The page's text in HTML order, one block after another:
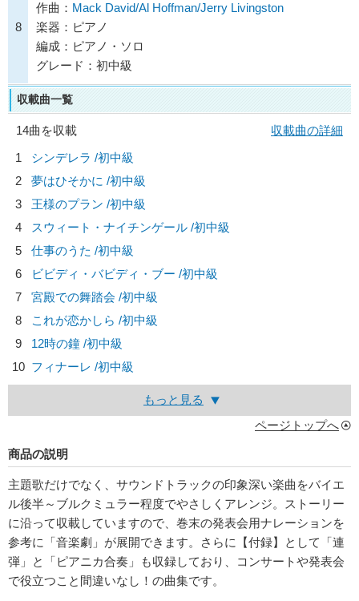
8
作曲： Mack David/Al Hoffman/Jerry Livingston
楽器：ピアノ
編成：ピアノ・ソロ
グレード：初中級
収載曲一覧
14曲を収載
収載曲の詳細
1
シンデレラ /初中級
2
夢はひそかに /初中級
3
王様のプラン /初中級
4
スウィート・ナイチンゲール /初中級
5
仕事のうた /初中級
6
ビビディ・バビディ・ブー /初中級
7
宮殿での舞踏会 /初中級
8
これが恋かしら /初中級
9
12時の鐘 /初中級
10 フィナーレ /初中級
もっと見る
ページトップへ
商品の説明
主題歌だけでなく、サウンドトラックの印象深い楽曲をバイエ
ル後半～ブルクミュラー程度でやさしくアレンジ。ストーリー
に沿って収載していますので、巻末の発表会用ナレーションを
参考に「音楽劇」が展開できます。さらに【付録】として「連
弾」と「ピアニカ合奏」も収録しており、コンサートや発表会
で役立つこと間違いなし！の曲集です。